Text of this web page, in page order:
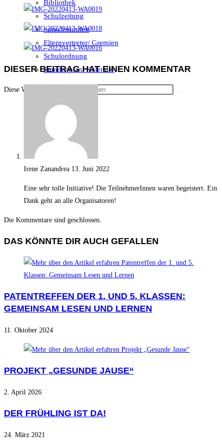
Bibliothek
Schulzeitung
Sprechstunden
Elternvertreter/ Gremien
Schulordnung
Stundenplan/ Kalender
Diese Website durchsuchen
DIESER BEITRAG HAT EINEN KOMMENTAR
Irene Zanandrea 13. Juni 2022
Eine sehr tolle Initiative! Die TeilnehmerInnen waren begeistert. Ein
Dank geht an alle Organisatoren!
Die Kommentare sind geschlossen.
DAS KÖNNTE DIR AUCH GEFALLEN
PATENTREFFEN DER 1. UND 5. KLASSEN:
GEMEINSAM LESEN UND LERNEN
11. Oktober 2024
PROJEKT „GESUNDE JAUSE“
2. April 2026
DER FRÜHLING IST DA!
24. März 2021